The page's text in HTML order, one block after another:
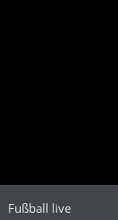
Fußball live